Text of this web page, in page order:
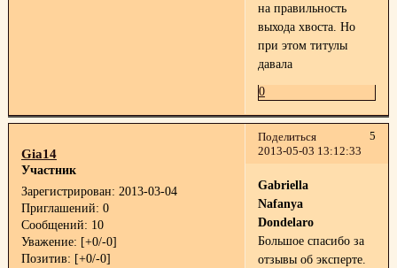
на правильность
выхода хвоста. Но
при этом титулы
давала
0
Поделиться
5
2013-05-03 13:12:33
Gia14
Участник
Зарегистрирован: 2013-03-04
Приглашений: 0
Сообщений: 10
Уважение: [+0/-0]
Позитив: [+0/-0]
Gabriella
Nafanya
Dondelaro
Большое спасибо за
отзывы об эксперте.